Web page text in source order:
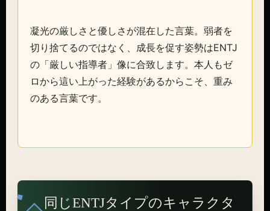
凝光の厳しさと優しさが混在した言葉。弱者を
切り捨てるのではなく、成長を促す姿勢はENTJ
の「厳しい指導者」像に合致します。本人もゼ
ロから這い上がった経験があるからこそ、重み
のある言葉です。
同じENTJタイプのキャラクタ